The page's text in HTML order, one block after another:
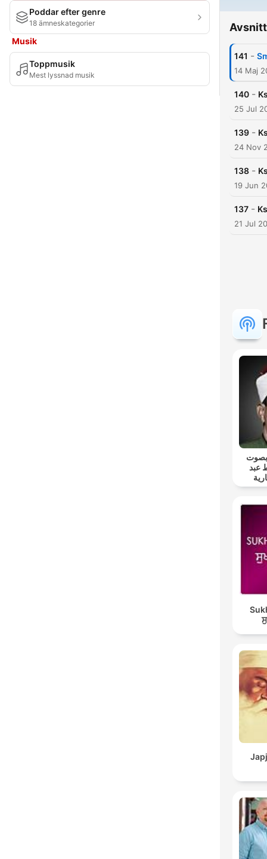
Poddar efter genre
18 ämneskategorier
Musik
Toppmusik
Mest lyssnad musik
Avsnitt
141 -
14 Maj
140 -
25 Jul
139 -
24 Nov
138 -
19 Jun
137 -
21 Jul
بصوت
عبد